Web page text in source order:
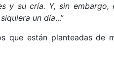
y su cría. Y, sin embargo,
un día...”
que están planteadas de